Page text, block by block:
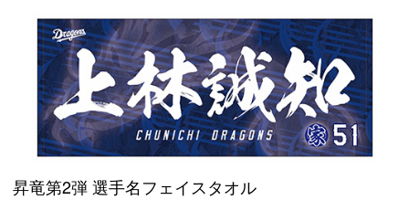
昇竜第2弾 選手名フェイスタオル